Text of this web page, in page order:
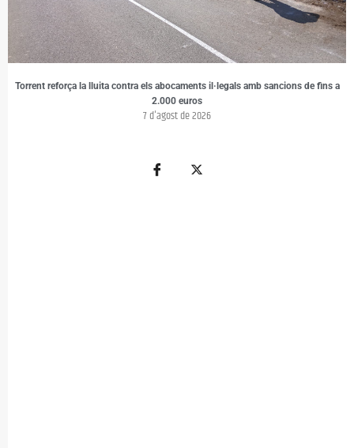
Torrent reforça la lluita contra els abocaments il·legals amb sancions de fins a
2.000 euros
7 d'agost de 2026